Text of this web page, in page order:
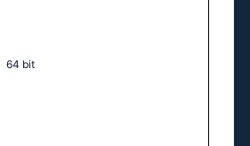
64 bit